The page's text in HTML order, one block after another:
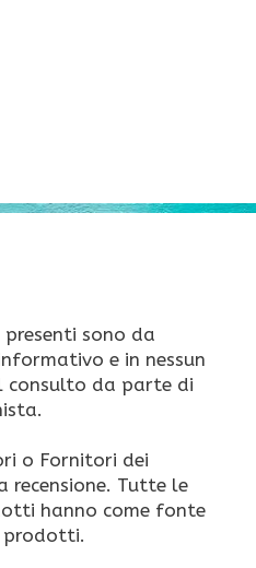
sono da
e in nessun
consulto da parte di
o Fornitori dei
Tutte le
hanno come fonte
prodotti.